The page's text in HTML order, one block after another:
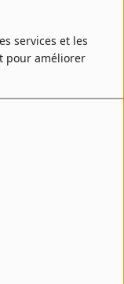
services et les
pour améliorer